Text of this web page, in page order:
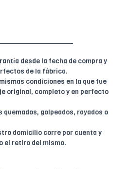
desde la fecha de compra y
de la fábrica.
condiciones en la que fue
original, completo y en perfecto
quemados, golpeados, rayados o
domicilio corre por cuenta y
el retiro del mismo.